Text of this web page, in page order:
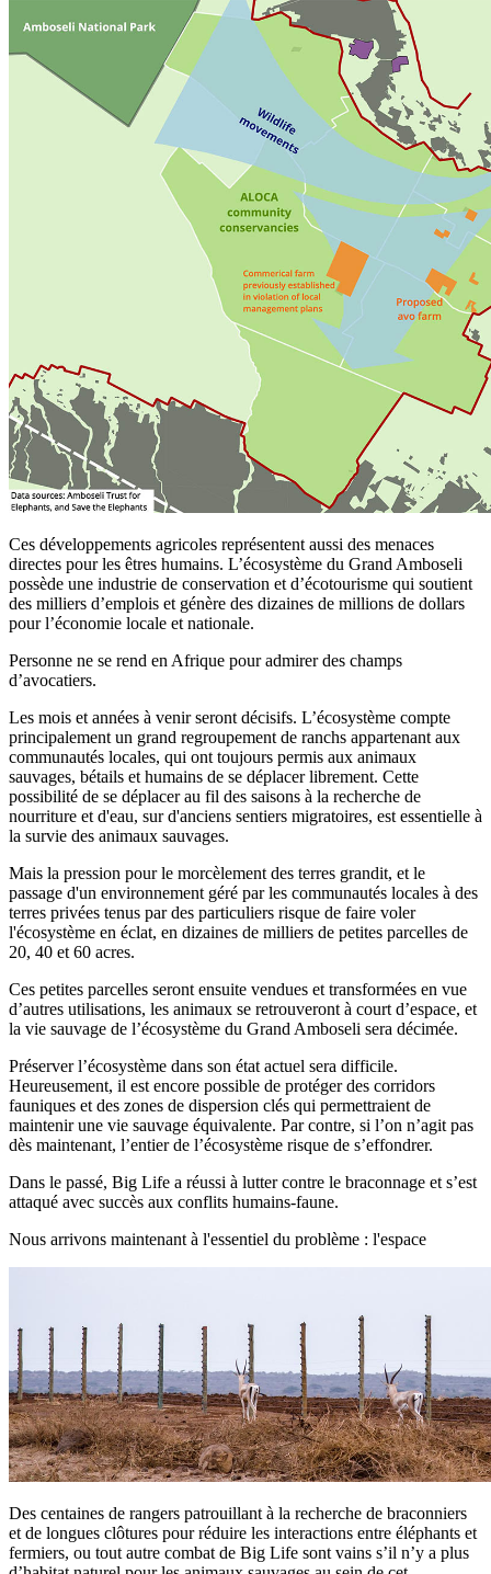
Ces développements agricoles représentent aussi des menaces
directes pour les êtres humains. L’écosystème du Grand Amboseli
possède une industrie de conservation et d’écotourisme qui soutient
des milliers d’emplois et génère des dizaines de millions de dollars
pour l’économie locale et nationale.
Personne ne se rend en Afrique pour admirer des champs
d’avocatiers.
Les mois et années à venir seront décisifs. L’écosystème compte
principalement un grand regroupement de ranchs appartenant aux
communautés locales, qui ont toujours permis aux animaux
sauvages, bétails et humains de se déplacer librement. Cette
possibilité de se déplacer au fil des saisons à la recherche de
nourriture et d'eau, sur d'anciens sentiers migratoires, est essentielle à
la survie des animaux sauvages.
Mais la pression pour le morcèlement des terres grandit, et le
passage d'un environnement géré par les communautés locales à des
terres privées tenus par des particuliers risque de faire voler
l'écosystème en éclat, en dizaines de milliers de petites parcelles de
20, 40 et 60 acres.
Ces petites parcelles seront ensuite vendues et transformées en vue
d’autres utilisations, les animaux se retrouveront à court d’espace, et
la vie sauvage de l’écosystème du Grand Amboseli sera décimée.
Préserver l’écosystème dans son état actuel sera difficile.
Heureusement, il est encore possible de protéger des corridors
fauniques et des zones de dispersion clés qui permettraient de
maintenir une vie sauvage équivalente. Par contre, si l’on n’agit pas
dès maintenant, l’entier de l’écosystème risque de s’effondrer.
Dans le passé, Big Life a réussi à lutter contre le braconnage et s’est
attaqué avec succès aux conflits humains-faune.
Nous arrivons maintenant à l'essentiel du problème : l'espace
Des centaines de rangers patrouillant à la recherche de braconniers
et de longues clôtures pour réduire les interactions entre éléphants et
fermiers, ou tout autre combat de Big Life sont vains s’il n’y a plus